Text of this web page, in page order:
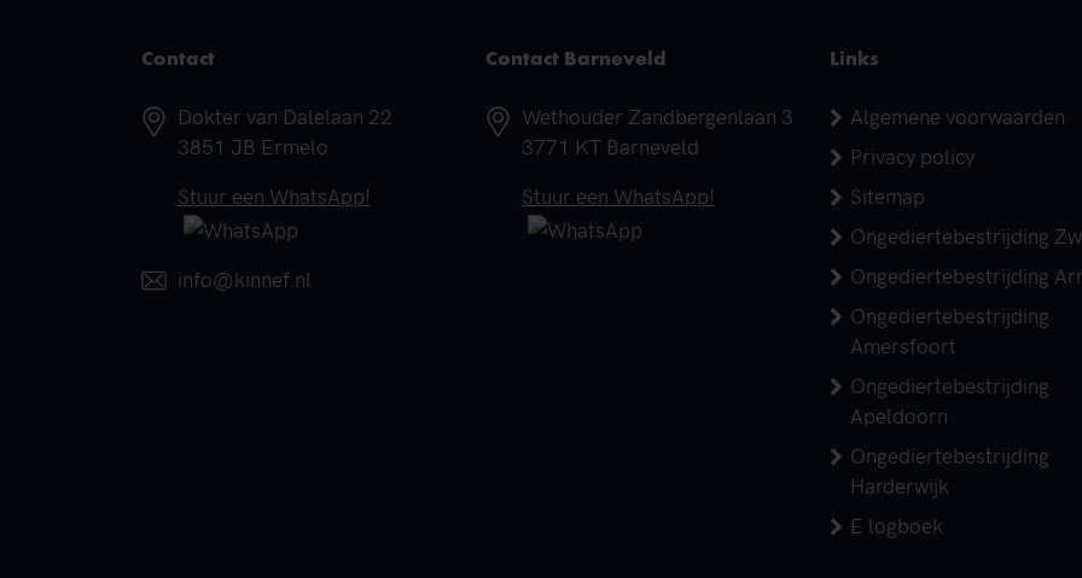
Contact
Adres
Dokter van Dalelaan 22
3851 JB Ermelo
Telefoonnummer
Stuur een WhatsApp!
E-mail
info@kinnef.nl
Contact Barneveld
Adres
Wethouder Zandbergenlaan 3
3771 KT Barneveld
Telefoonnummer
Stuur een WhatsApp!
Links
Algemene voorwaarden
Privacy policy
Sitemap
Ongediertebestrijding
Ongediertebestrijding
Ongediertebestrijding
Amersfoort
Ongediertebestrijding
Apeldoorn
Ongediertebestrijding
Harderwijk
E logboek